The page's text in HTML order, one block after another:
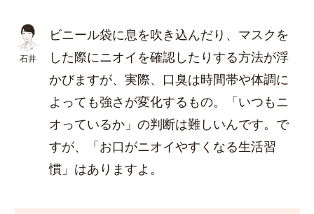
石井
ビニール袋に息を吹き込んだり、マスクを
した際にニオイを確認したりする方法が浮
かびますが、実際、口臭は時間帯や体調に
よっても強さが変化するもの。「いつもニ
オっているか」の判断は難しいんです。で
すが、「お口がニオイやすくなる生活習
慣」はありますよ。